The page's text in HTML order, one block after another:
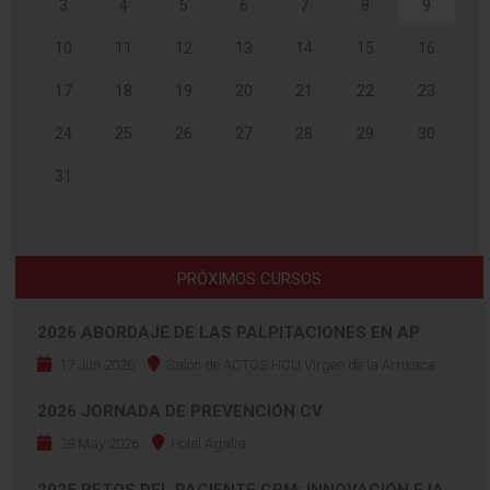
3 4 5 6 7 8 9
10 11 12 13 14 15 16
17 18 19 20 21 22 23
24 25 26 27 28 29 30
31
PRÓXIMOS CURSOS
2026 ABORDAJE DE LAS PALPITACIONES EN AP
17 Jun 2026 Salón de ACTOS HCU Virgen de la Arrixaca
2026 JORNADA DE PREVENCIÓN CV
28 May 2026 Hotel Agalia